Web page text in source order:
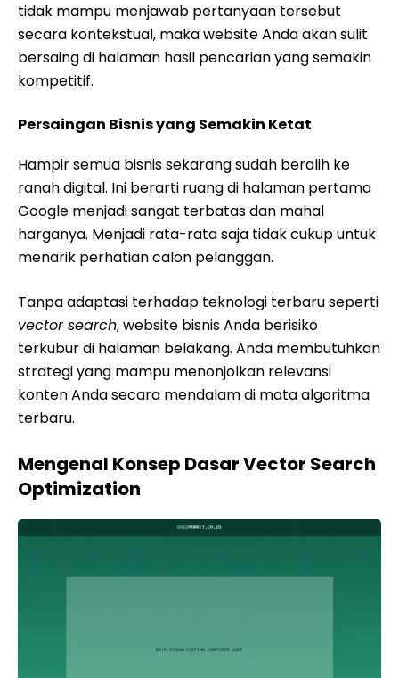
tidak mampu menjawab pertanyaan tersebut
secara kontekstual, maka website Anda akan sulit
bersaing di halaman hasil pencarian yang semakin
kompetitif.
Persaingan Bisnis yang Semakin Ketat
Hampir semua bisnis sekarang sudah beralih ke
ranah digital. Ini berarti ruang di halaman pertama
Google menjadi sangat terbatas dan mahal
harganya. Menjadi rata-rata saja tidak cukup untuk
menarik perhatian calon pelanggan.
Tanpa adaptasi terhadap teknologi terbaru seperti
vector search, website bisnis Anda berisiko
terkubur di halaman belakang. Anda membutuhkan
strategi yang mampu menonjolkan relevansi
konten Anda secara mendalam di mata algoritma
terbaru.
Mengenal Konsep Dasar Vector Search
Optimization